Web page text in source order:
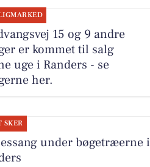
15 og 9 andre
er kommet til salg
uge i Randers - se
her.
SKER
under bøgetræerne i